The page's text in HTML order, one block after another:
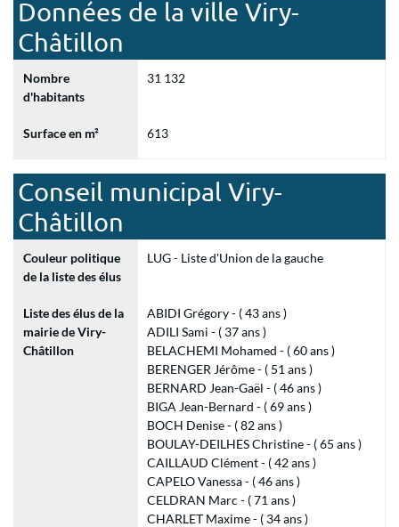
Données de la ville Viry-
Châtillon
Nombre
d'habitants
31 132
Surface en m² 613
Conseil municipal Viry-
Châtillon
Couleur politique
de la liste des élus
LUG - Liste d'Union de la gauche
Liste des élus de la
mairie de Viry-
Châtillon
ABIDI Grégory - ( 43 ans )
ADILI Sami - ( 37 ans )
BELACHEMI Mohamed - ( 60 ans )
BERENGER Jérôme - ( 51 ans )
BERNARD Jean-Gaël - ( 46 ans )
BIGA Jean-Bernard - ( 69 ans )
BOCH Denise - ( 82 ans )
BOULAY-DEILHES Christine - ( 65 ans )
CAILLAUD Clément - ( 42 ans )
CAPELO Vanessa - ( 46 ans )
CELDRAN Marc - ( 71 ans )
CHARLET Maxime - ( 34 ans )